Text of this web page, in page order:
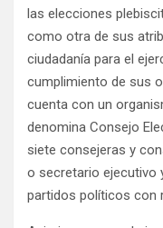
las elecciones
como otra de sus
ciudadanía para el
cumplimiento de sus
cuenta con un
denomina Consejo
siete consejeras y
o secretario ejecutivo
partidos políticos con